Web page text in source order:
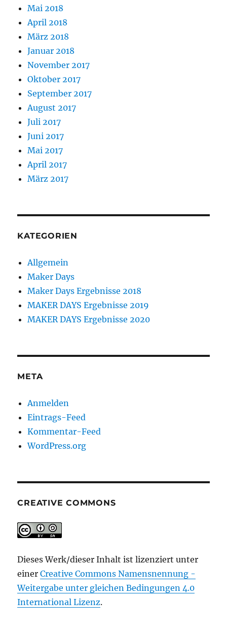
Mai 2018
April 2018
März 2018
Januar 2018
November 2017
Oktober 2017
September 2017
August 2017
Juli 2017
Juni 2017
Mai 2017
April 2017
März 2017
KATEGORIEN
Allgemein
Maker Days
Maker Days Ergebnisse 2018
MAKER DAYS Ergebnisse 2019
MAKER DAYS Ergebnisse 2020
META
Anmelden
Eintrags-Feed
Kommentar-Feed
WordPress.org
CREATIVE COMMONS
Dieses Werk/dieser Inhalt ist lizenziert unter
einerCreative Commons Namensnennung -
Weitergabe unter gleichen Bedingungen 4.0
International Lizenz.